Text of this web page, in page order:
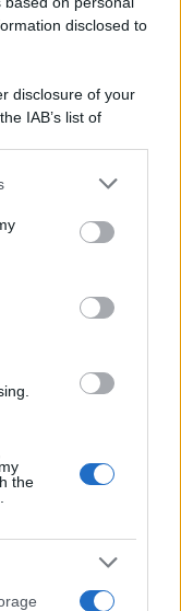
disclosed to
disclosure of your
IAB’s list of
us to third parties
or more Google
including but
You may click to
party tags to
the